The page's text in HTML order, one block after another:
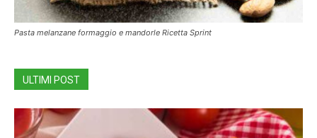
Pasta melanzane formaggio e mandorle Ricetta Sprint
ULTIMI POST